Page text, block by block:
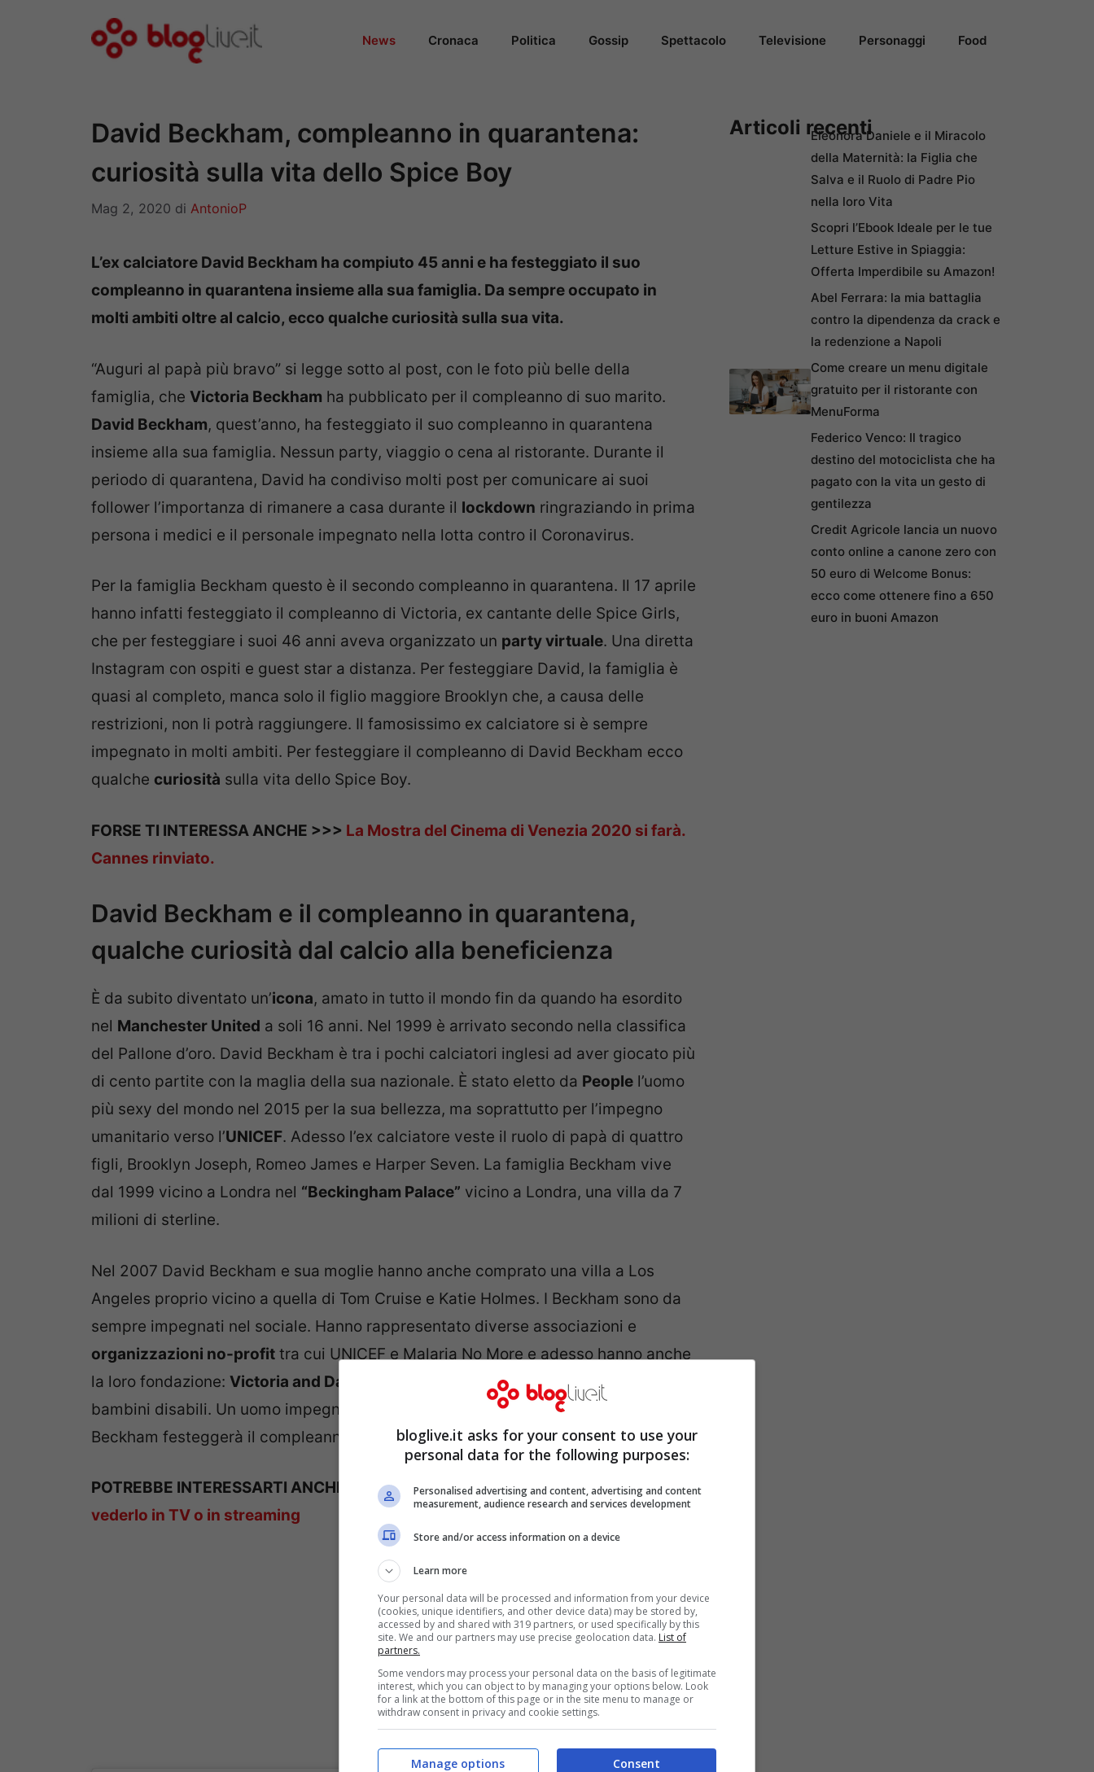
News Cronaca Politica Gossip Spettacolo Televisione Personaggi Food
David Beckham, compleanno in quarantena:
curiosità sulla vita dello Spice Boy
Mag 2, 2020 di AntonioP
L’ex calciatore David Beckham ha compiuto 45 anni e ha festeggiato il suo
compleanno in quarantena insieme alla sua famiglia. Da sempre occupato in
molti ambiti oltre al calcio, ecco qualche curiosità sulla sua vita.
“Auguri al papà più bravo” si legge sotto al post, con le foto più belle della
famiglia, che Victoria Beckham ha pubblicato per il compleanno di suo marito.
David Beckham, quest’anno, ha festeggiato il suo compleanno in quarantena
insieme alla sua famiglia. Nessun party, viaggio o cena al ristorante. Durante il
periodo di quarantena, David ha condiviso molti post per comunicare ai suoi
follower l’importanza di rimanere a casa durante il lockdown ringraziando in prima
persona i medici e il personale impegnato nella lotta contro il Coronavirus.
Per la famiglia Beckham questo è il secondo compleanno in quarantena. Il 17 aprile
hanno infatti festeggiato il compleanno di Victoria, ex cantante delle Spice Girls,
che per festeggiare i suoi 46 anni aveva organizzato un party virtuale. Una diretta
Instagram con ospiti e guest star a distanza. Per festeggiare David, la famiglia è
quasi al completo, manca solo il figlio maggiore Brooklyn che, a causa delle
restrizioni, non li potrà raggiungere. Il famosissimo ex calciatore si è sempre
impegnato in molti ambiti. Per festeggiare il compleanno di David Beckham ecco
qualche curiosità sulla vita dello Spice Boy.
FORSE TI INTERESSA ANCHE >>> La Mostra del Cinema di Venezia 2020 si farà.
Cannes rinviato.
David Beckham e il compleanno in quarantena,
qualche curiosità dal calcio alla beneficienza
È da subito diventato un’icona, amato in tutto il mondo fin da quando ha esordito
nel Manchester United a soli 16 anni. Nel 1999 è arrivato secondo nella classifica
del Pallone d’oro. David Beckham è tra i pochi calciatori inglesi ad aver giocato più
di cento partite con la maglia della sua nazionale. È stato eletto da People l’uomo
più sexy del mondo nel 2015 per la sua bellezza, ma soprattutto per l’impegno
umanitario verso l’UNICEF. Adesso l’ex calciatore veste il ruolo di papà di quattro
figli, Brooklyn Joseph, Romeo James e Harper Seven. La famiglia Beckham vive
dal 1999 vicino a Londra nel “Beckingham Palace” vicino a Londra, una villa da 7
milioni di sterline.
Nel 2007 David Beckham e sua moglie hanno anche comprato una villa a Los
Angeles proprio vicino a quella di Tom Cruise e Katie Holmes. I Beckham sono da
sempre impegnati nel sociale. Hanno rappresentato diverse associazioni e
organizzazioni no-profit tra cui UNICEF e Malaria No More e adesso hanno anche
la loro fondazione: Victoria and David Beckham Charitable Trust per aiutare i
bambini disabili. Un uomo impegnato in tanti ambiti, per i suoi 45 anni David
Beckham festeggerà il compleanno con la sua famiglia.
POTREBBE INTERESSARTI ANCHE >>>Trolls 2 – Trolls World Tour, come e dove
vederlo in TV o in streaming
Articoli recentiEleonora Daniele e il Miracolo
della Maternità: la Figlia che
Salva e il Ruolo di Padre Pio
nella loro Vita
Scopri l’Ebook Ideale per le tue
Letture Estive in Spiaggia:
Offerta Imperdibile su Amazon!
Abel Ferrara: la mia battaglia
contro la dipendenza da crack e
la redenzione a Napoli
Come creare un menu digitale
gratuito per il ristorante con
MenuForma
Federico Venco: Il tragico
destino del motociclista che ha
pagato con la vita un gesto di
gentilezza
Credit Agricole lancia un nuovo
conto online a canone zero con
50 euro di Welcome Bonus:
ecco come ottenere fino a 650
euro in buoni Amazon
bloglive.it asks for your consent to use your
personal data for the following purposes:
Personalised advertising and content, advertising and content
measurement, audience research and services development
Store and/or access information on a device
Learn more
Your personal data will be processed and information from your device
(cookies, unique identifiers, and other device data) may be stored by,
accessed by and shared with 319 partners, or used specifically by this
site. We and our partners may use precise geolocation data. List of
partners.
Some vendors may process your personal data on the basis of legitimate
interest, which you can object to by managing your options below. Look
for a link at the bottom of this page or in the site menu to manage or
withdraw consent in privacy and cookie settings.
Consent
Manage options